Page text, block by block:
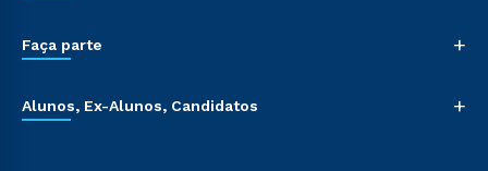
Faça parte +
Alunos, Ex-Alunos, Candidatos +